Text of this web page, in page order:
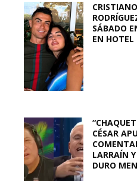
SÁBADO
EN HOTEL
CÉSAR
LARRAÍN
DURO